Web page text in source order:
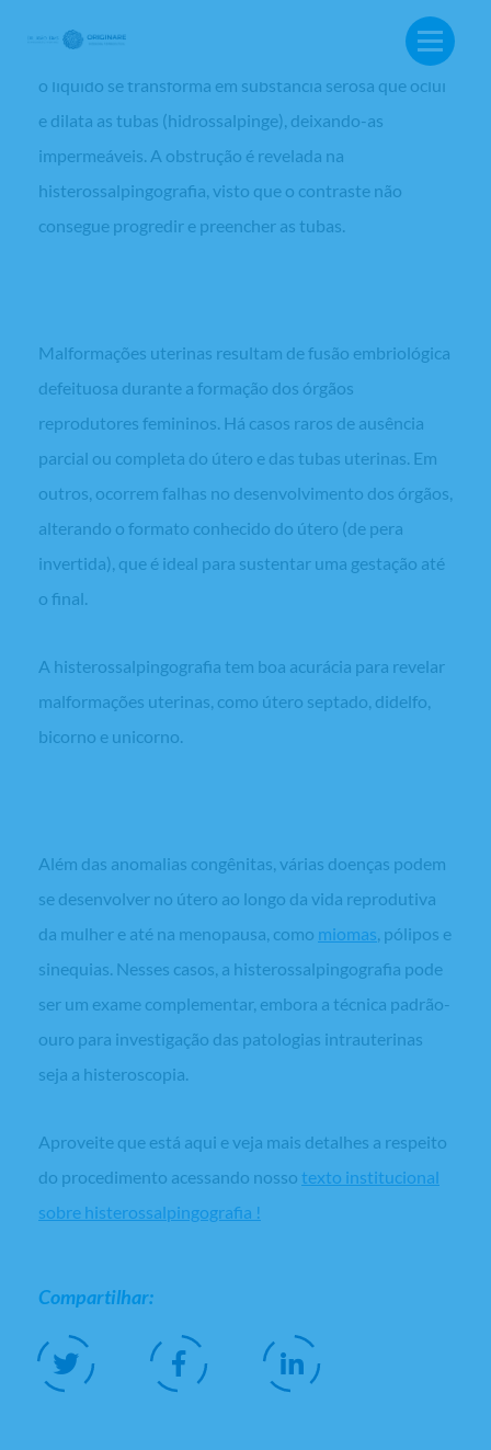
obstruídas primeiramente por conteúdo purulento
(piossalpinge). Quando os agentes infecciosos morrem,
o líquido se transforma em substância serosa que oclui
e dilata as tubas (hidrossalpinge), deixando-as
impermeáveis. A obstrução é revelada na
histerossalpingografia, visto que o contraste não
consegue progredir e preencher as tubas.
Malformações uterinas resultam de fusão embriológica
defeituosa durante a formação dos órgãos
reprodutores femininos. Há casos raros de ausência
parcial ou completa do útero e das tubas uterinas. Em
outros, ocorrem falhas no desenvolvimento dos órgãos,
alterando o formato conhecido do útero (de pera
invertida), que é ideal para sustentar uma gestação até
o final.
A histerossalpingografia tem boa acurácia para revelar
malformações uterinas, como útero septado, didelfo,
bicorno e unicorno.
Além das anomalias congênitas, várias doenças podem
se desenvolver no útero ao longo da vida reprodutiva
da mulher e até na menopausa, como miomas, pólipos e
sinequias. Nesses casos, a histerossalpingografia pode
ser um exame complementar, embora a técnica padrão-
ouro para investigação das patologias intrauterinas
seja a histeroscopia.
Aproveite que está aqui e veja mais detalhes a respeito
do procedimento acessando nosso texto institucional
sobre histerossalpingografia !
Compartilhar: